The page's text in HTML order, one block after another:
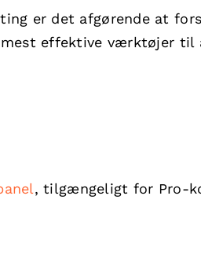
er det afgørende at
effektive værktøjer til
, tilgængeligt for Pro-